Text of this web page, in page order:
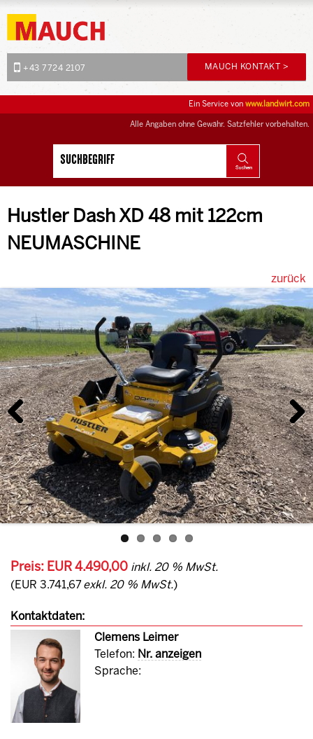
+43 7724 2107 MAUCH KONTAKT >
Alle Angaben ohne Gewähr. Satzfehler vorbehalten.
Ein Service von www.landwirt.com
Hustler Dash XD 48 mit 122cm
NEUMASCHINE
zurück
Previous Next
Preis: EUR 4.490,00 inkl. 20 % MwSt.
(EUR 3.741,67 exkl. 20 % MwSt.)
Kontaktdaten:
Clemens Leimer
Telefon: Nr. anzeigen
Sprache: